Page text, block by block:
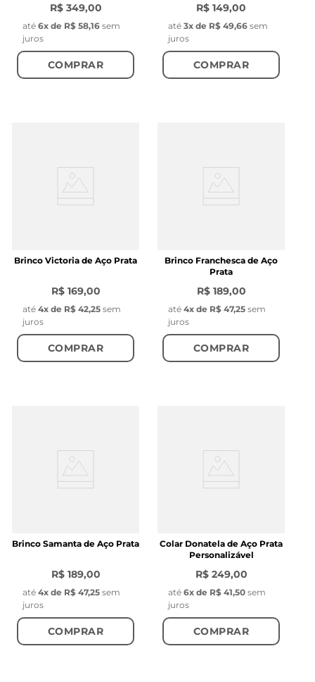
R$ 349,00
até 6x de R$ 58,16 sem
juros
COMPRAR
R$ 149,00
até 3x de R$ 49,66 sem
juros
COMPRAR
Brinco Victoria de Aço Prata
R$ 169,00
até 4x de R$ 42,25 sem
juros
COMPRAR
Brinco Franchesca de Aço
Prata
R$ 189,00
até 4x de R$ 47,25 sem
juros
COMPRAR
Brinco Samanta de Aço Prata
R$ 189,00
até 4x de R$ 47,25 sem
juros
COMPRAR
Colar Donatela de Aço Prata
Personalizável
R$ 249,00
até 6x de R$ 41,50 sem
juros
COMPRAR